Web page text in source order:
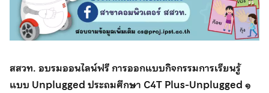
สสวท. อบรมออนไลน์ฟรี การออกแบบกิจกรรมการเรียนรู้
แบบ Unplugged ประถมศึกษา C4T Plus-Unplugged ๑